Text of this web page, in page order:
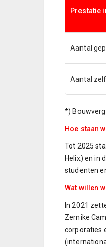
Prestatie
Aantal
Aantal
*)
Hoe staan
Tot 2025
Helix) en in
studenten
Wat willen
In 2021
Zernike
corporaties